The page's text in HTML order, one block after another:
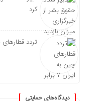
کرد
تردد قطارهای چین
دیدگاه‌های حمایتی